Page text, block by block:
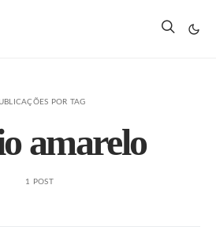
POR TAG
amarelo
1 POST